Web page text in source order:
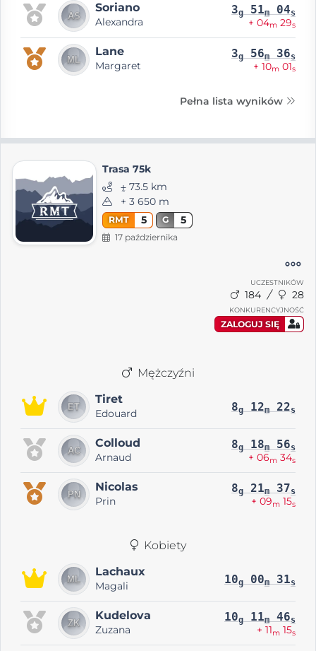
Soriano
Alexandra
3g 51m 04s
+ 04m 29s
Lane
Margaret
3g 56m 36s
+ 10m 01s
Pełna lista wyników
Trasa 75k
⨦ 73.5 km
+ 3 650 m
RMT 5 G 5
17 października
UCZESTNIKÓW
184 28
KONKURENCYJNOŚĆ
ZALOGUJ SIĘ
Mężczyźni
Tiret
Edouard 8g 12m 22s
Colloud
Arnaud
8g 18m 56s
+ 06m 34s
Nicolas
Prin
8g 21m 37s
+ 09m 15s
Kobiety
Lachaux
Magali 10g 00m 31s
Kudelova
Zuzana
10g 11m 46s
+ 11m 15s